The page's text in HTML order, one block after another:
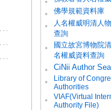
。 佛學規範資料庫
。
人名權威明清人
查詢
。
國立故宮博物院
名權威資料查詢
。
CiNii Author
。
Library of
Authorities
。
VIAF(Virtual
Authority File)